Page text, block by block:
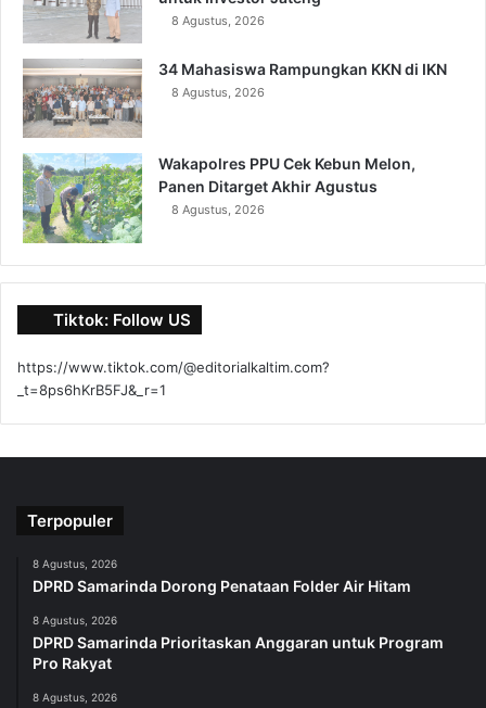
8 Agustus, 2026
34 Mahasiswa Rampungkan KKN di IKN
8 Agustus, 2026
Wakapolres PPU Cek Kebun Melon,
Panen Ditarget Akhir Agustus
8 Agustus, 2026
Tiktok: Follow US
https://www.tiktok.com/@editorialkaltim.com?
_t=8ps6hKrB5FJ&_r=1
Terpopuler
8 Agustus, 2026
DPRD Samarinda Dorong Penataan Folder Air Hitam
8 Agustus, 2026
DPRD Samarinda Prioritaskan Anggaran untuk Program
Pro Rakyat
8 Agustus, 2026